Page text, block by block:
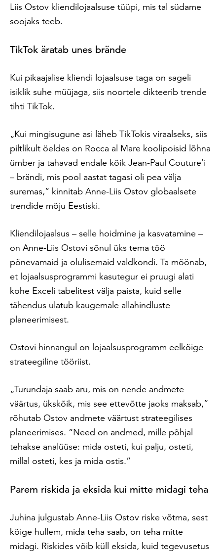
Liis Ostov kliendilojaalsuse tüüpi, mis tal südame
soojaks teeb.
TikTok äratab unes brände
Kui pikaajalise kliendi lojaalsuse taga on sageli
isiklik suhe müüjaga, siis noortele dikteerib trende
tihti TikTok.
„Kui mingisugune asi läheb TikTokis viraalseks, siis
piltlikult öeldes on Rocca al Mare koolipoisid lõhna
ümber ja tahavad endale kõik Jean-Paul Couture’i
– brändi, mis pool aastat tagasi oli pea välja
suremas,” kinnitab Anne-Liis Ostov globaalsete
trendide mõju Eestiski.
Kliendilojaalsus – selle hoidmine ja kasvatamine –
on Anne-Liis Ostovi sõnul üks tema töö
põnevamaid ja olulisemaid valdkondi. Ta möönab,
et lojaalsusprogrammi kasutegur ei pruugi alati
kohe Exceli tabelitest välja paista, kuid selle
tähendus ulatub kaugemale allahindluste
planeerimisest.
Ostovi hinnangul on lojaalsusprogramm eelkõige
strateegiline tööriist.
„Turundaja saab aru, mis on nende andmete
väärtus, ükskõik, mis see ettevõtte jaoks maksab,”
rõhutab Ostov andmete väärtust strateegilises
planeerimises. “Need on andmed, mille põhjal
tehakse analüüse: mida osteti, kui palju, osteti,
millal osteti, kes ja mida ostis.”
Parem riskida ja eksida kui mitte midagi teha
Juhina julgustab Anne-Liis Ostov riske võtma, sest
kõige hullem, mida teha saab, on teha mitte
midagi. Riskides võib küll eksida, kuid tegevusetus